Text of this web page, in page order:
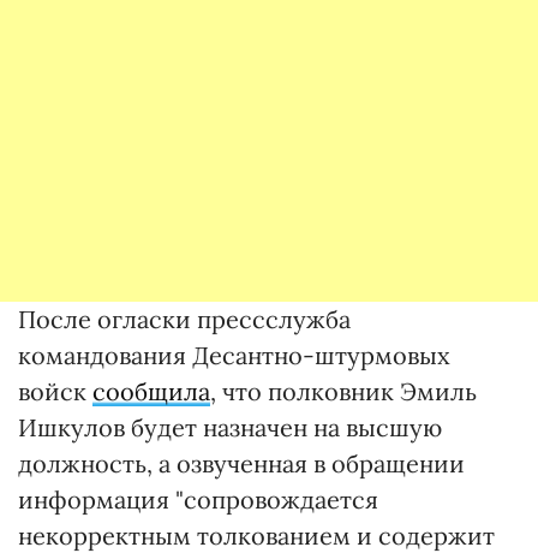
После огласки прессслужба
командования Десантно-штурмовых
войск сообщила, что полковник Эмиль
Ишкулов будет назначен на высшую
должность, а озвученная в обращении
информация "сопровождается
некорректным толкованием и содержит